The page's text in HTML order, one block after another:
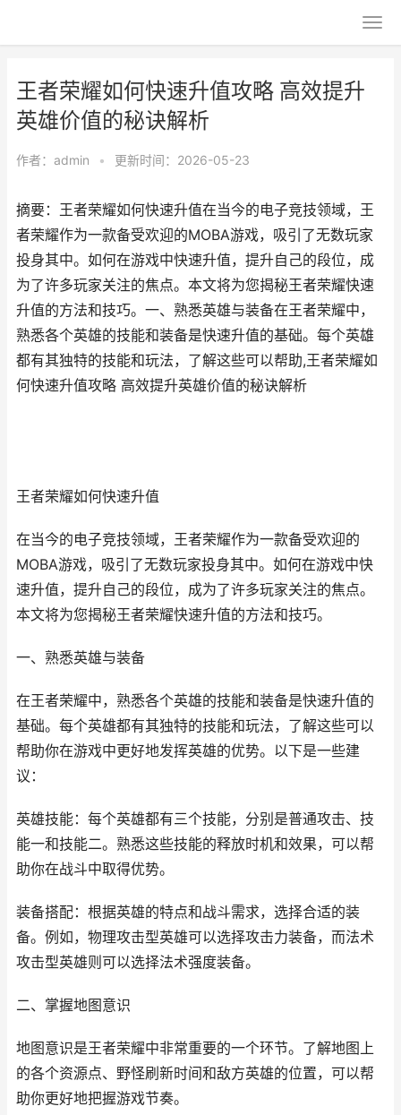
王者荣耀如何快速升值攻略 高效提升
英雄价值的秘诀解析
作者： admin • 更新时间：2026-05-23
摘要：王者荣耀如何快速升值在当今的电子竞技领域，王
者荣耀作为一款备受欢迎的MOBA游戏，吸引了无数玩家
投身其中。如何在游戏中快速升值，提升自己的段位，成
为了许多玩家关注的焦点。本文将为您揭秘王者荣耀快速
升值的方法和技巧。一、熟悉英雄与装备在王者荣耀中，
熟悉各个英雄的技能和装备是快速升值的基础。每个英雄
都有其独特的技能和玩法，了解这些可以帮助,王者荣耀如
何快速升值攻略 高效提升英雄价值的秘诀解析
王者荣耀如何快速升值
在当今的电子竞技领域，王者荣耀作为一款备受欢迎的
MOBA游戏，吸引了无数玩家投身其中。如何在游戏中快
速升值，提升自己的段位，成为了许多玩家关注的焦点。
本文将为您揭秘王者荣耀快速升值的方法和技巧。
一、熟悉英雄与装备
在王者荣耀中，熟悉各个英雄的技能和装备是快速升值的
基础。每个英雄都有其独特的技能和玩法，了解这些可以
帮助你在游戏中更好地发挥英雄的优势。以下是一些建
议：
英雄技能：每个英雄都有三个技能，分别是普通攻击、技
能一和技能二。熟悉这些技能的释放时机和效果，可以帮
助你在战斗中取得优势。
装备搭配：根据英雄的特点和战斗需求，选择合适的装
备。例如，物理攻击型英雄可以选择攻击力装备，而法术
攻击型英雄则可以选择法术强度装备。
二、掌握地图意识
地图意识是王者荣耀中非常重要的一个环节。了解地图上
的各个资源点、野怪刷新时间和敌方英雄的位置，可以帮
助你更好地把握游戏节奏。